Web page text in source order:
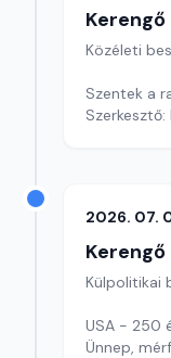
Kerengő
Közéleti
Szentek a
Szerkesztő:
2026. 07.
Kerengő
Külpolitikai
USA - 250
Ünnep,